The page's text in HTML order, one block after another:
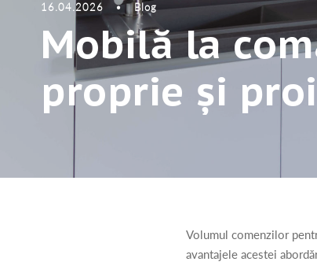
16.04.2026 • Blog
Mobilă la
proprie și
Volumul comenzilor
avantajele acestei